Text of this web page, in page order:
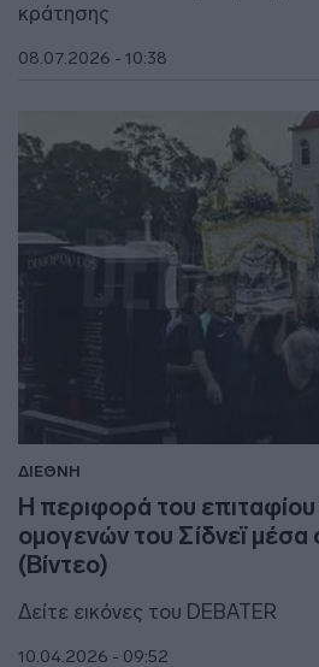
κράτησης
08.07.2026 - 10:38
ΔΙΕΘΝΗ
Η περιφορά του
ομογενών του Σίδνεϊ
(Βίντεο)
Δείτε εικόνες του DEBATER
10.04.2026 - 09:52